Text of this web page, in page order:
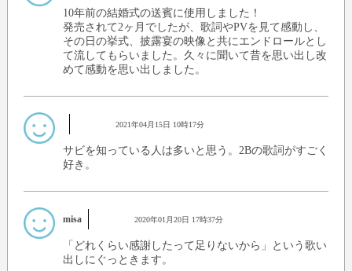
10年前の結婚式の送賓に使用しました！
発売されて2ヶ月でしたが、歌詞やPVを見て感動し、
その日の挙式、披露宴の映像と共にエンドロールとし
て流してもらいました。久々に聞いて昔を思い出し改
めて感動を思い出しました。
2021年04月15日 10時17分
サビを知っている人は多いと思う。2Bの歌詞がすごく
好き。
misa 2020年01月20日 17時37分
「どれくらい感謝したって足りないから」という歌い
出しにぐっときます。